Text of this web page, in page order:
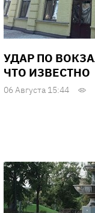
УДАР ПО
ЧТО ИЗВЕСТНО
06 Августа 15:44